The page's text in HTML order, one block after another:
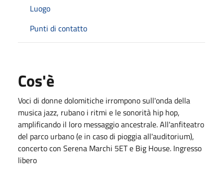
Luogo
Punti di contatto
Cos'è
Voci di donne dolomitiche irrompono sull'onda della
musica jazz, rubano i ritmi e le sonorità hip hop,
amplificando il loro messaggio ancestrale. All'anfiteatro
del parco urbano (e in caso di pioggia all'auditorium),
concerto con Serena Marchi 5ET e Big House. Ingresso
libero